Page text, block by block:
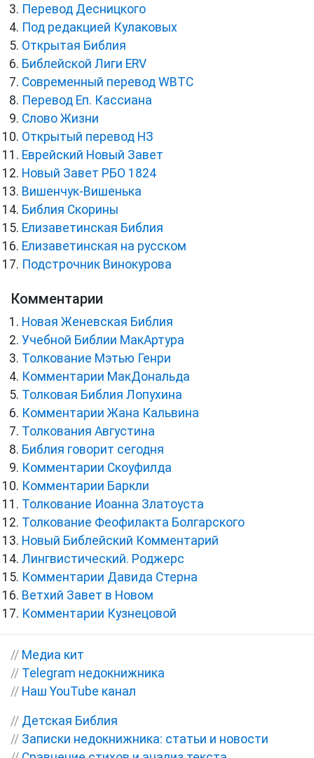
Перевод Десницкого
Под редакцией Кулаковых
Открытая Библия
Библейской Лиги ERV
Cовременный перевод WBTC
Перевод Еп. Кассиана
Слово Жизни
Открытый перевод НЗ
Еврейский Новый Завет
Новый Завет РБО 1824
Вишенчук-Вишенька
Библия Скорины
Елизаветинская Библия
Елизаветинская на русском
Подстрочник Винокурова
Комментарии
Новая Женевская Библия
Учебной Библии МакАртура
Толкование Мэтью Генри
Комментарии МакДональда
Толковая Библия Лопухина
Комментарии Жана Кальвина
Толкования Августина
Библия говорит сегодня
Комментарии Скоуфилда
Комментарии Баркли
Толкование Иоанна Златоуста
Толкование Феофилакта Болгарского
Новый Библейский Комментарий
Лингвистический. Роджерс
Комментарии Давида Стерна
Ветхий Завет в Новом
Комментарии Кузнецовой
// Медиа кит
// Telegram недокнижника
// Наш YouTube канал
// Детская Библия
// Записки недокнижника: статьи и новости